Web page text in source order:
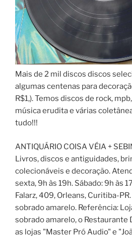
Mais de 2 mil discos discos
algumas centenas para
R$1,). Temos discos de rock,
música erudita e várias
tudo!!!
ANTIQUÁRIO COISA VÉIA +
Livros, discos e antiguidades,
colecionáveis e decoração.
sexta, 9h às 19h. Sábado: 9h às
Falarz, 409, Orleans, Curitiba-
sobrado amarelo. Referência:
sobrado amarelo, o Restaurante
as lojas "Master Pró Audio" e